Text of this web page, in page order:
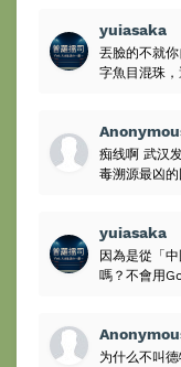
yuiasaka
丟臉的不就
字魚目混珠，
痴线啊 武汉
毒溯源最凶
yuiasaka
因為是從「
嗎？不會用
为什么不叫